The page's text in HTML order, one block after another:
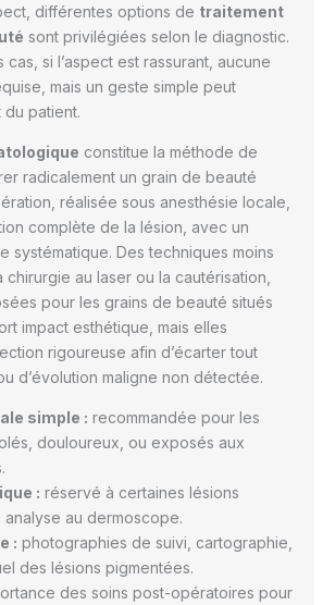
différentes options de traitement
sont privilégiées selon le diagnostic.
cas, si l’aspect est rassurant, aucune
mais un geste simple peut
patient.
constitue la méthode de
radicalement un grain de beauté
réalisée sous anesthésie locale,
complète de la lésion, avec un
systématique. Des techniques moins
chirurgie au laser ou la cautérisation,
pour les grains de beauté situés
impact esthétique, mais elles
rigoureuse afin d’écarter tout
d’évolution maligne non détectée.
simple : recommandée pour les
douloureux, ou exposés aux
: réservé à certaines lésions
au dermoscope.
: photographies de suivi, cartographie,
des lésions pigmentées.
des soins post-opératoires pour